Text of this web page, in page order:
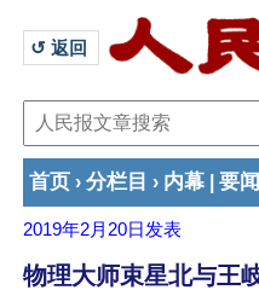
↺ 返回
首页 › 分栏目 › 内幕 要闻
2019年2月20日 发表
物理大师束星北与王